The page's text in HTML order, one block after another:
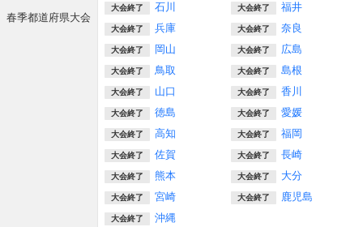
春季都道府県大会
大会終了 石川 大会終了 福井
大会終了 兵庫 大会終了 奈良
大会終了 岡山 大会終了 広島
大会終了 鳥取 大会終了 島根
大会終了 山口 大会終了 香川
大会終了 徳島 大会終了 愛媛
大会終了 高知 大会終了 福岡
大会終了 佐賀 大会終了 長崎
大会終了 熊本 大会終了 大分
大会終了 宮崎 大会終了 鹿児島
大会終了 沖縄